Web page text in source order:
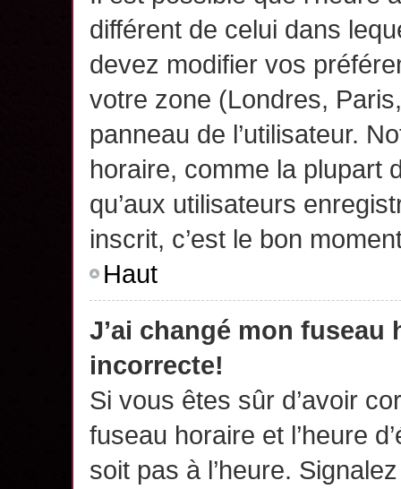
différent de celui dans
devez modifier vos
votre zone (Londres,
panneau de l’utilisateur.
horaire, comme la plupart
qu’aux utilisateurs
inscrit, c’est le bon
Haut
J’ai changé mon fuseau
incorrecte!
Si vous êtes sûr d’avoir
fuseau horaire et l’heure
soit pas à l’heure.